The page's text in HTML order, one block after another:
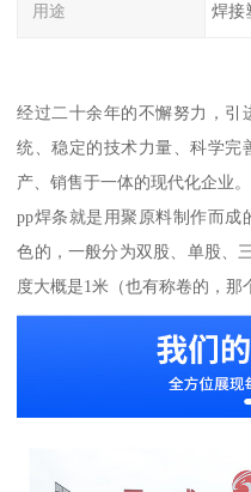
用途 焊接
经过二十余年的不懈努力，引
统、稳定的技术力量、科学完
产、销售于一体的现代化企业。
pp焊条就是用聚原料制作而成
色的，一般分为双股、单股、
度大概是1米（也有称卷的，那